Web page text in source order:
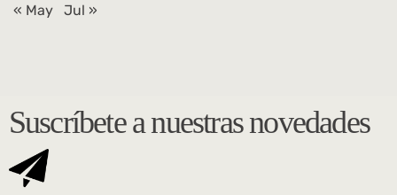
« May Jul »
Suscríbete a nuestras novedades